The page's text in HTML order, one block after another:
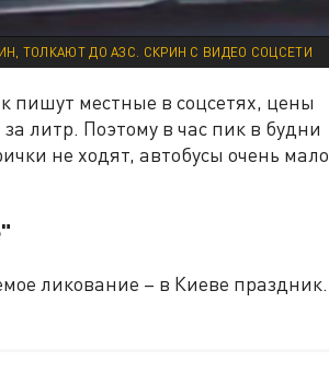
ТОЛКАЮТ ДО АЗС. СКРИН С ВИДЕО СОЦСЕТИ
пишут местные в соцсетях, цены
литр. Поэтому в час пик в будни
не ходят, автобусы очень мало
ликование – в Киеве праздник.